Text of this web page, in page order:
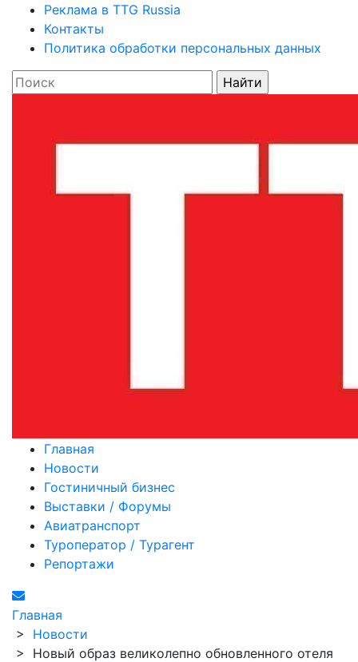
Реклама в TTG Russia
Контакты
Политика обработки персональных данных
Главная
Новости
Гостиничный бизнес
Выставки / Форумы
Авиатранспорт
Туроператор / Турагент
Репортажи
Главная
> Новости
> Новый образ великолепно обновленного отеля